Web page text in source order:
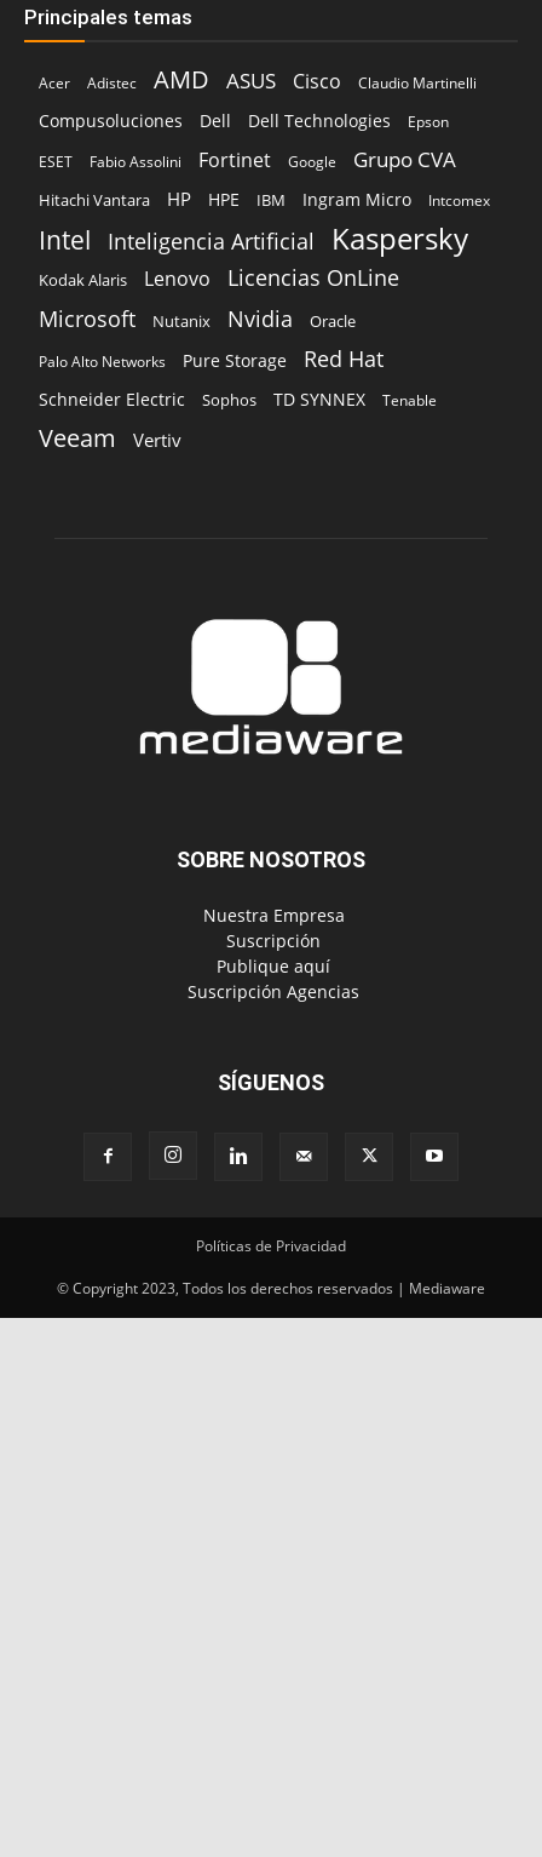
Principales temas
Acer Adistec AMD ASUS Cisco Claudio Martinelli
Compusoluciones Dell Dell Technologies
Epson
ESET
Fabio Assolini Fortinet Google Grupo CVA
Hitachi Vantara HP HPE IBM Ingram Micro Intcomex
Intel Inteligencia Artificial Kaspersky
Kodak Alaris Lenovo Licencias OnLine
Microsoft Nutanix Nvidia Oracle
Palo Alto Networks Pure Storage Red Hat
Schneider Electric Sophos TD SYNNEX Tenable
Veeam Vertiv
SOBRE NOSOTROS
‎ Nuestra Empresa
‎ Suscripción
‎ Publique aquí
‎ Suscripción Agencias
SÍGUENOS
Políticas de Privacidad
© Copyright 2023, Todos los derechos reservados | Mediaware